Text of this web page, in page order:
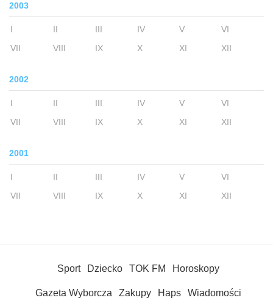
2003
I II III IV V
VI
VII
VIII IX X XI XII
2002
I II III IV V
VI
VII
VIII IX X XI XII
2001
I II III IV V
VI
VII
VIII IX X XI XII
Sport Dziecko TOK FM Horoskopy
Gazeta Wyborcza Zakupy Haps Wiadomości